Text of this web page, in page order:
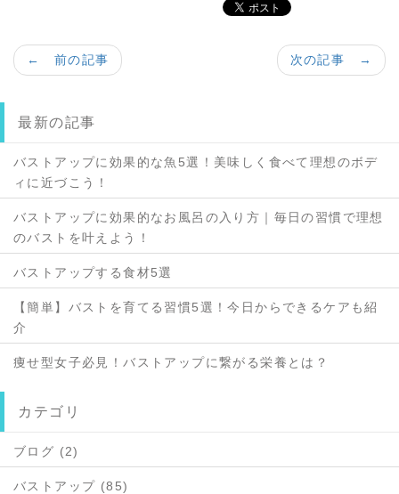
次の記事 →
← 前の記事
最新の記事
バストアップに効果的な魚5選！美味しく食べて理想のボデ
ィに近づこう！
バストアップに効果的なお風呂の入り方｜毎日の習慣で理想
のバストを叶えよう！
バストアップする食材5選
【簡単】バストを育てる習慣5選！今日からできるケアも紹
介
痩せ型女子必見！バストアップに繋がる栄養とは？
カテゴリ
ブログ (2)
バストアップ (85)